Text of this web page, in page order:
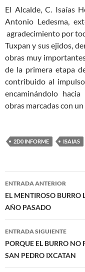
El Alcalde, C. Isaías
Antonio Ledesma,
agradecimiento por
Tuxpan y sus ejidos,
obras muy
de la primera etapa
contribuido al
encaminándolo
obras marcadas con
2D0 INFORME ISAIAS
Navegación
de
entradas
ENTRADA ANTERIOR
EL MENTIROSO BURRO
AÑO PASADO
ENTRADA SIGUIENTE
PORQUE EL BURRO NO
SAN PEDRO IXCATAN